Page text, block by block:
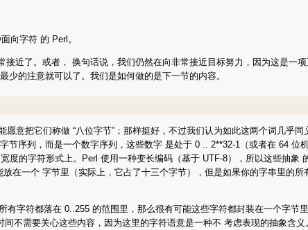
向字符 的 Perl。
近了。或者， 换句话说，我们仍然在向非常接近目标努力，因为这是一
的注意就可以了。我们是如何做的是下一节的内容。
意把它们称做 “八位字节”；那样挺好，不过我们认为如此这两个词几乎
节序列，而是一个数字序列，这些数字 是处于 0 .. 2**32-1（或者在 64
度的字符形式上。Perl 使用一种变长编码（基于 UTF-8），所以这些抽
在一个 字节里（实际上，它占了十三个字节），但是如果你的字串里的
有字符都落在 0..255 的范围里，那么很有可能这些字符都封装在一个字
不需要关心这些内容，因为这里的字符语意是一种不 考虑表现的抽象含义。